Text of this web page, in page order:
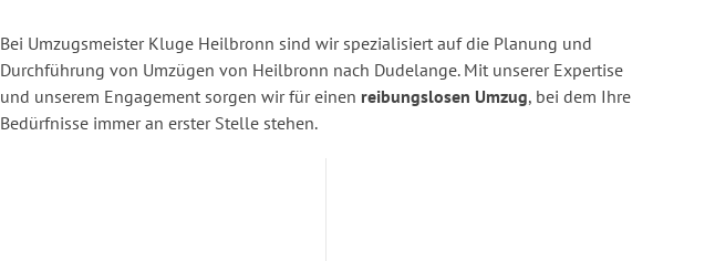
Bei Umzugsmeister Kluge Heilbronn sind wir spezialisiert auf die Planung und
Durchführung von Umzügen von Heilbronn nach Dudelange. Mit unserer Expertise
und unserem Engagement sorgen wir für einen reibungslosen Umzug, bei dem Ihre
Bedürfnisse immer an erster Stelle stehen.